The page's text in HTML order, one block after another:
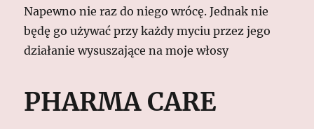
Napewno nie raz do niego wrócę. Jednak nie
będę go używać przy każdy myciu przez jego
działanie wysuszające na moje włosy
PHARMA CARE